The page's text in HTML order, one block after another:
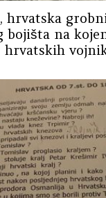
hrvatska
bojišta na
hrvatskih